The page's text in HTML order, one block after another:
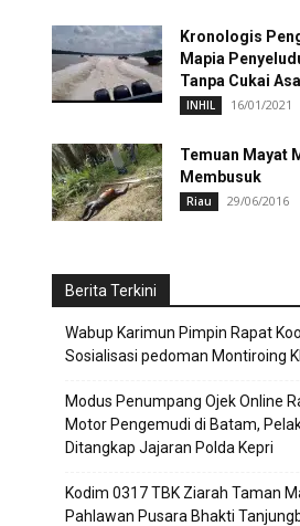
Kronologis
Mapia
Tanpa Cukai
INHIL 16/01/2021
Temuan Mayat
Membusuk
Riau 29/06/2016
Berita Terkini
Wabup Karimun Pimpin Rapat
Sosialisasi pedoman Montiroing
Modus Penumpang Ojek Online
Motor Pengemudi di Batam,
Ditangkap Jajaran Polda Kepri
Kodim 0317 TBK Ziarah Taman
Pahlawan Pusara Bhakti